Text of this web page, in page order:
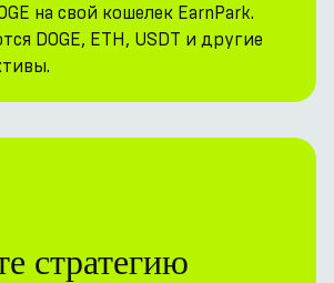
на свой кошелек EarnPark.
DOGE, ETH, USDT и другие
стратегию